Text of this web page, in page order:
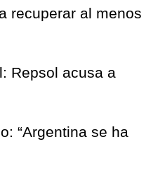
recuperar al menos
Repsol acusa a
“Argentina se ha